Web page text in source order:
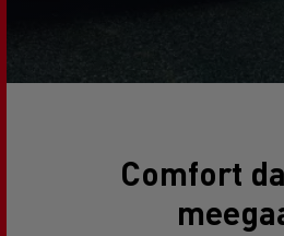
Comfort